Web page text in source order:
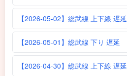
【2026-05-02】総武線 上下線 遅延
【2026-05-01】総武線 下り 遅延
【2026-04-30】総武線 上下線 遅延